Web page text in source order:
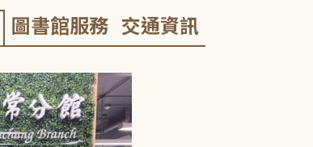
圖書館服務 交通資訊